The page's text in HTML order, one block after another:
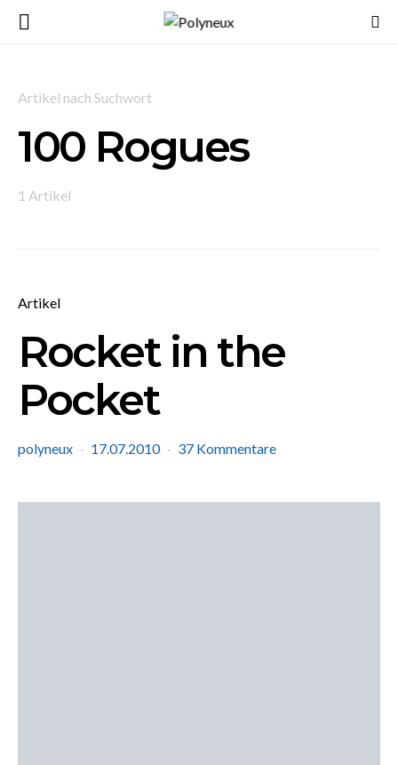
Artikel nach Suchwort
100 Rogues
1 Artikel
Artikel
Rocket in the
Pocket
polyneux 17.07.2010 37 Kommentare